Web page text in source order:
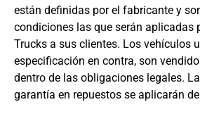
están definidas por el fabricante y
condiciones las que serán aplicadas
Trucks a sus clientes. Los vehículos
especificación en contra, son
dentro de las obligaciones legales.
garantía en repuestos se aplicarán